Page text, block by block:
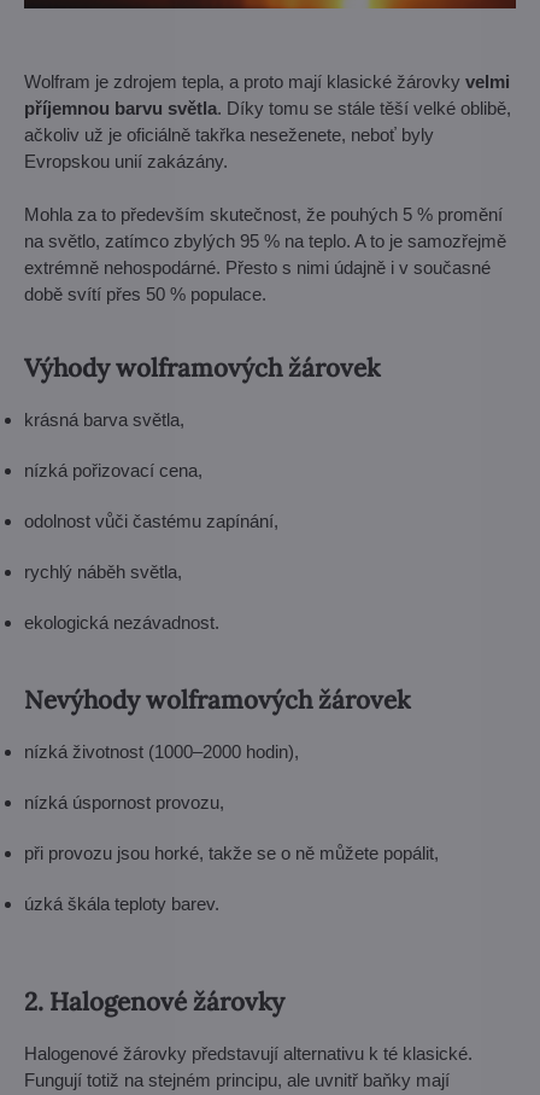
Wolfram je zdrojem tepla, a proto mají klasické žárovky velmi
příjemnou barvu světla. Díky tomu se stále těší velké oblibě,
ačkoliv už je oficiálně takřka neseženete, neboť byly
Evropskou unií zakázány.
Mohla za to především skutečnost, že pouhých 5 % promění
na světlo, zatímco zbylých 95 % na teplo. A to je samozřejmě
extrémně nehospodárné. Přesto s nimi údajně i v současné
době svítí přes 50 % populace.
Výhody wolframových žárovek
krásná barva světla,
nízká pořizovací cena,
odolnost vůči častému zapínání,
rychlý náběh světla,
ekologická nezávadnost.
Nevýhody wolframových žárovek
nízká životnost (1000–2000 hodin),
nízká úspornost provozu,
při provozu jsou horké, takže se o ně můžete popálit,
úzká škála teploty barev.
2. Halogenové žárovky
Halogenové žárovky představují alternativu k té klasické.
Fungují totiž na stejném principu, ale uvnitř baňky mají